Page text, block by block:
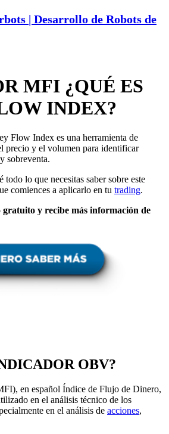
| Desarrollo de Robots de
MFI ¿QUÉ ES
INDEX?
Flow Index es una herramienta de
precio y el volumen para identificar
sobreventa.
todo lo que necesitas saber sobre este
comiences a aplicarlo en tu trading.
gratuito y recibe más información de
OBV?
en español Índice de Flujo de Dinero,
en el análisis técnico de los
en el análisis de acciones,